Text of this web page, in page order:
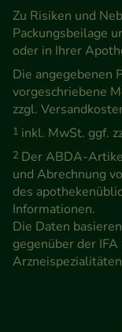
Zu Risiken und
Packungsbeilage
oder in Ihrer
Die angegebenen
vorgeschriebene
zzgl.
1 inkl. MwSt. ggf.
2 Der ABDA-
und Abrechnung
des
Informationen.
Die Daten
gegenüber der